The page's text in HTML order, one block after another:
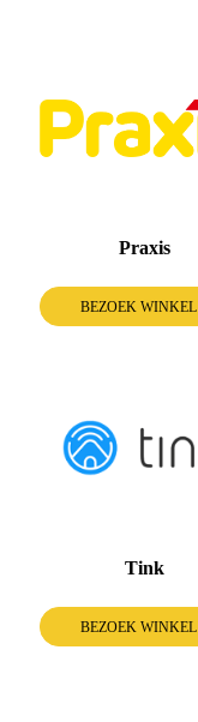
Praxis
BEZOEK WINKEL
Tink
BEZOEK WINKEL